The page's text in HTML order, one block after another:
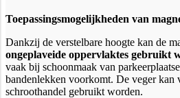
Toepassingsmogelijkheden van
Dankzij de verstelbare hoogte kan de
ongeplaveide oppervlaktes gebruikt
vaak bij schoonmaak van
bandenlekken voorkomt. De veger kan
schroothandel gebruikt worden.